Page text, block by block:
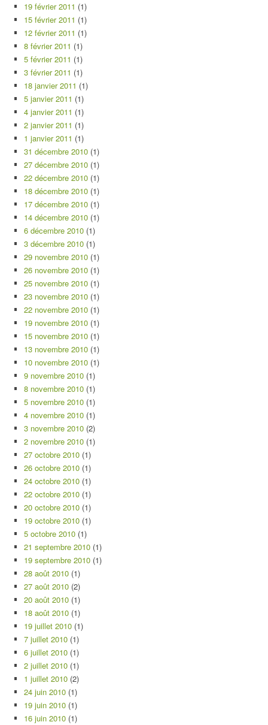
19 février 2011 (1)
15 février 2011 (1)
12 février 2011 (1)
8 février 2011 (1)
5 février 2011 (1)
3 février 2011 (1)
18 janvier 2011 (1)
5 janvier 2011 (1)
4 janvier 2011 (1)
2 janvier 2011 (1)
1 janvier 2011 (1)
31 décembre 2010 (1)
27 décembre 2010 (1)
22 décembre 2010 (1)
18 décembre 2010 (1)
17 décembre 2010 (1)
14 décembre 2010 (1)
6 décembre 2010 (1)
3 décembre 2010 (1)
29 novembre 2010 (1)
26 novembre 2010 (1)
25 novembre 2010 (1)
23 novembre 2010 (1)
22 novembre 2010 (1)
19 novembre 2010 (1)
15 novembre 2010 (1)
13 novembre 2010 (1)
10 novembre 2010 (1)
9 novembre 2010 (1)
8 novembre 2010 (1)
5 novembre 2010 (1)
4 novembre 2010 (1)
3 novembre 2010 (2)
2 novembre 2010 (1)
27 octobre 2010 (1)
26 octobre 2010 (1)
24 octobre 2010 (1)
22 octobre 2010 (1)
20 octobre 2010 (1)
19 octobre 2010 (1)
5 octobre 2010 (1)
21 septembre 2010 (1)
19 septembre 2010 (1)
28 août 2010 (1)
27 août 2010 (2)
20 août 2010 (1)
18 août 2010 (1)
19 juillet 2010 (1)
7 juillet 2010 (1)
6 juillet 2010 (1)
2 juillet 2010 (1)
1 juillet 2010 (2)
24 juin 2010 (1)
19 juin 2010 (1)
16 juin 2010 (1)